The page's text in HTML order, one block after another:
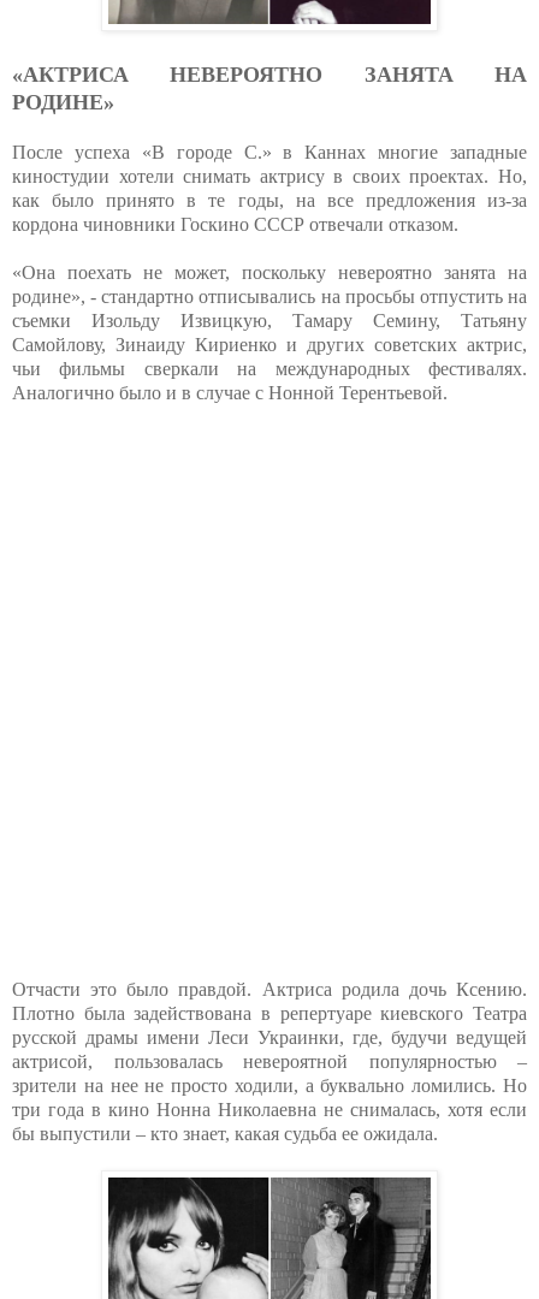
«АКТРИСА НЕВЕРОЯТНО ЗАНЯТА НА
РОДИНЕ»
После успеха «В городе С.» в Каннах многие западные
киностудии хотели снимать актрису в своих проектах. Но,
как было принято в те годы, на все предложения из-за
кордона чиновники Госкино СССР отвечали отказом.
«Она поехать не может, поскольку невероятно занята на
родине», - стандартно отписывались на просьбы отпустить на
съемки Изольду Извицкую, Тамару Семину, Татьяну
Самойлову, Зинаиду Кириенко и других советских актрис,
чьи фильмы сверкали на международных фестивалях.
Аналогично было и в случае с Нонной Терентьевой.
Отчасти это было правдой. Актриса родила дочь Ксению.
Плотно была задействована в репертуаре киевского Театра
русской драмы имени Леси Украинки, где, будучи ведущей
актрисой, пользовалась невероятной популярностью –
зрители на нее не просто ходили, а буквально ломились. Но
три года в кино Нонна Николаевна не снималась, хотя если
бы выпустили – кто знает, какая судьба ее ожидала.